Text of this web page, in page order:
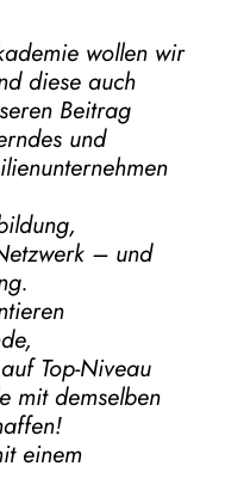
wollen wir
diese auch
Beitrag
und
– und
Top-Niveau
mit demselben
einem